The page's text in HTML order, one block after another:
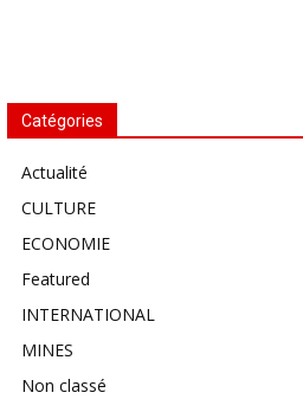
Catégories
Actualité
CULTURE
ECONOMIE
Featured
INTERNATIONAL
MINES
Non classé